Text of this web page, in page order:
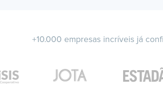
+10.000 empresas incríveis já